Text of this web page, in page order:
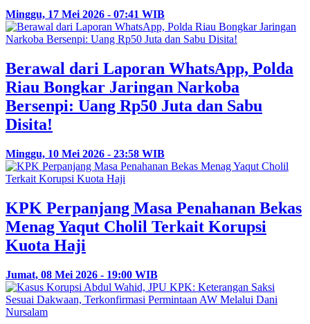
Minggu, 17 Mei 2026 - 07:41 WIB
Berawal dari Laporan WhatsApp, Polda
Riau Bongkar Jaringan Narkoba
Bersenpi: Uang Rp50 Juta dan Sabu
Disita!
Minggu, 10 Mei 2026 - 23:58 WIB
KPK Perpanjang Masa Penahanan Bekas
Menag Yaqut Cholil Terkait Korupsi
Kuota Haji
Jumat, 08 Mei 2026 - 19:00 WIB